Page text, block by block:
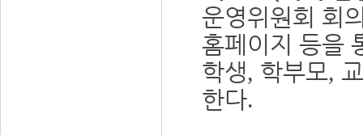
운영위원회 회
홈페이지 등을
학생, 학부모,
한다.